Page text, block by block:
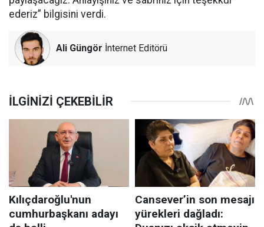
ederiz” bilgisini verdi.
Ali Güngör İnternet Editörü